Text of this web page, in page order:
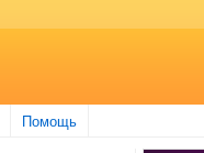
Помощь